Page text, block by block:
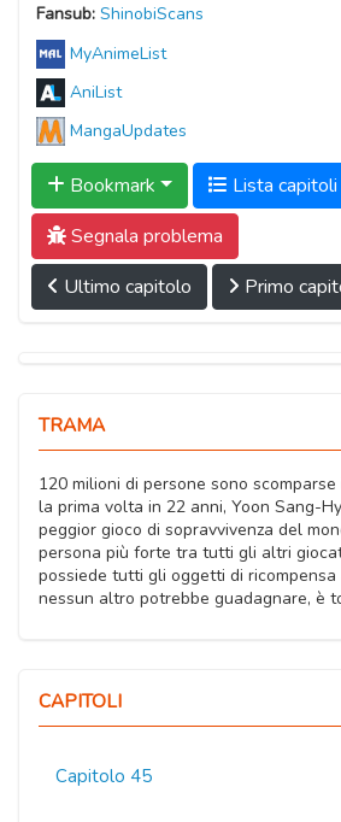
Fansub: ShinobiScans
MyAnimeList
AniList
MangaUpdates
Bookmark
Lista capitoli
Segnala problema
Ultimo capitolo
Primo
TRAMA
120 milioni di persone sono
la prima volta in 22 anni, Yoon Sang-
peggior gioco di sopravvivenza del
persona più forte tra tutti gli altri
possiede tutti gli oggetti di
nessun altro potrebbe guadagnare, è
CAPITOLI
Capitolo 45